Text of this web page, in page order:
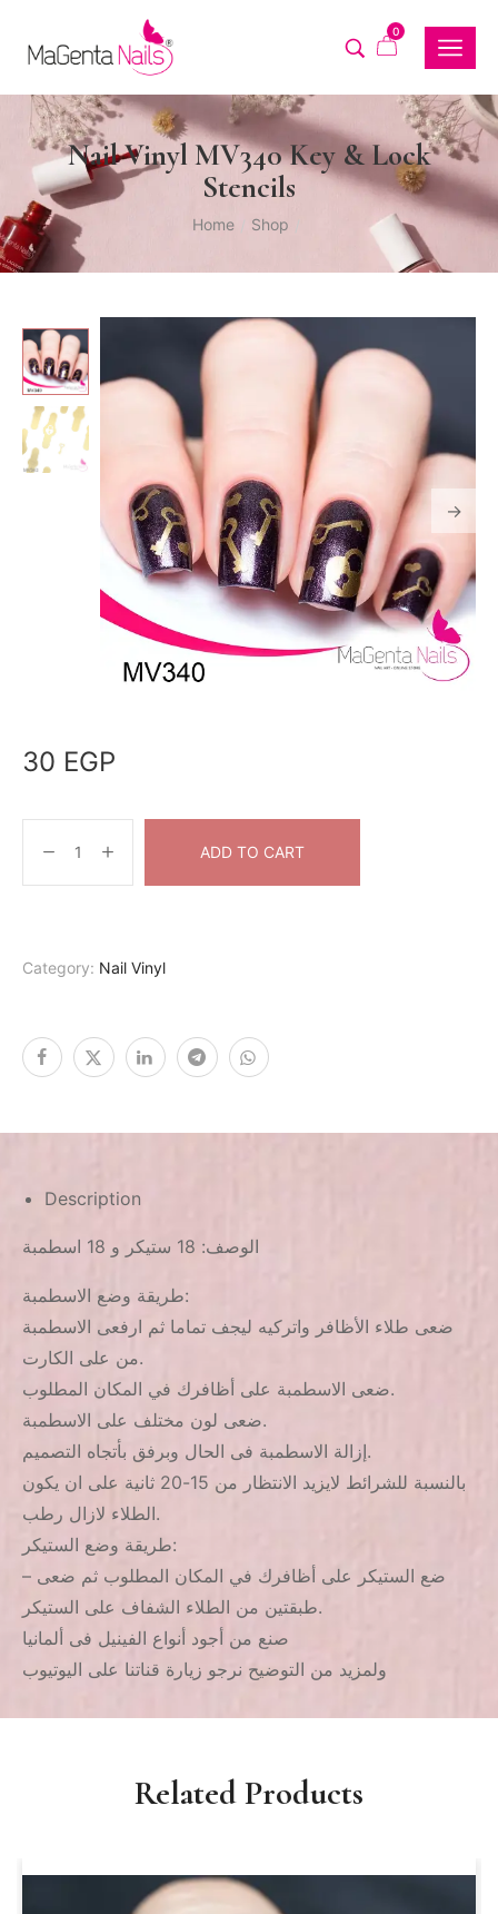
0
Nail Vinyl MV340 Key & Lock
Stencils
Home / Shop
30 EGP
ADD TO CART
Category: Nail Vinyl
Description
الوصف: 18 ستيكر و 18 اسطمبة
طريقة وضع الاسطمبة:
ضعى طلاء الأظافر واتركيه ليجف تماما ثم ارفعى الاسطمبة
من على الكارت.
ضعى الاسطمبة على أظافرك في المكان المطلوب.
ضعى لون مختلف على الاسطمبة.
إزالة الاسطمبة فى الحال وبرفق بأتجاه التصميم.
بالنسبة للشرائط لايزيد الانتظار من 15-20 ثانية على ان يكون
الطلاء لازال رطب.
طريقة وضع الستيكر:
– ضع الستيكر على أظافرك في المكان المطلوب ثم ضعى
طبقتين من الطلاء الشفاف على الستيكر.
صنع من أجود أنواع الفينيل فى ألمانيا
ولمزيد من التوضيح نرجو زيارة قناتنا على اليوتيوب
Related Products